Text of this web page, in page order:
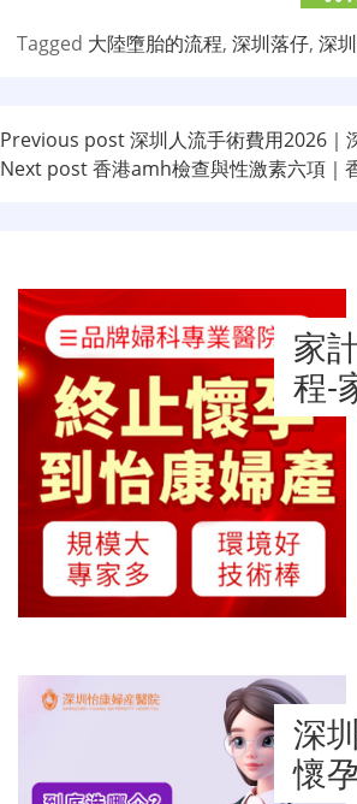
Tagged 大陸墮胎的流程, 深圳落仔, 深
文
章
航
Previous post深圳人流手術費用2026｜
Next post香港amh檢查與性激素六項｜
家
程-
深
懷